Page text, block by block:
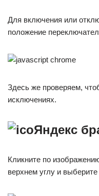
Для включения или
положение
Здесь же проверяем,
исключениях.
Яндекс
Кликните по
верхнем углу и выберите